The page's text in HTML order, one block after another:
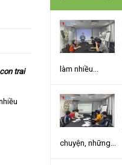
trai
làm nhiều...
chuyện, những...